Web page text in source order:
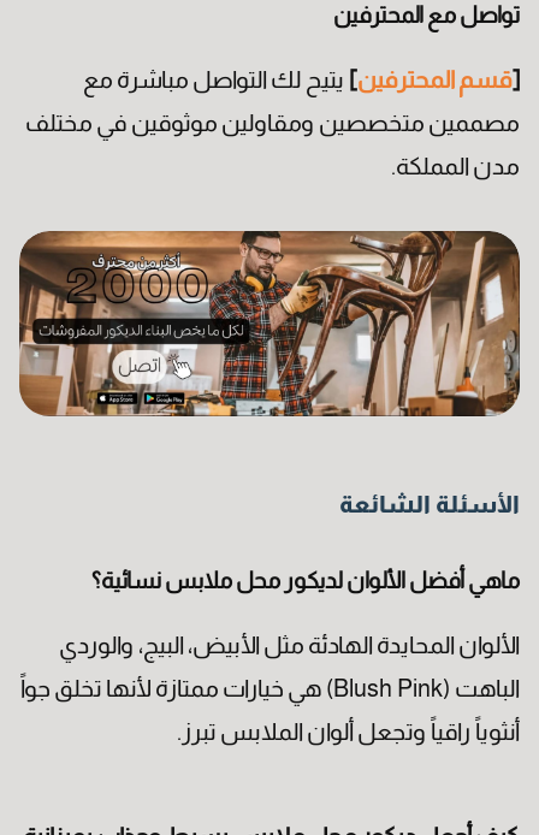
الخبرة
تواصل مع المحترفين
[قسم المحترفين] يتيح لك التواصل مباشرة مع
مصممين متخصصين ومقاولين موثوقين في مختلف
مدن المملكة.
الأسئلة الشائعة
ماهي أفضل الألوان لديكور محل ملابس نسائية؟
الألوان المحايدة الهادئة مثل الأبيض، البيج، والوردي
الباهت (Blush Pink) هي خيارات ممتازة لأنها تخلق جواً
أنثوياً راقياً وتجعل ألوان الملابس تبرز.